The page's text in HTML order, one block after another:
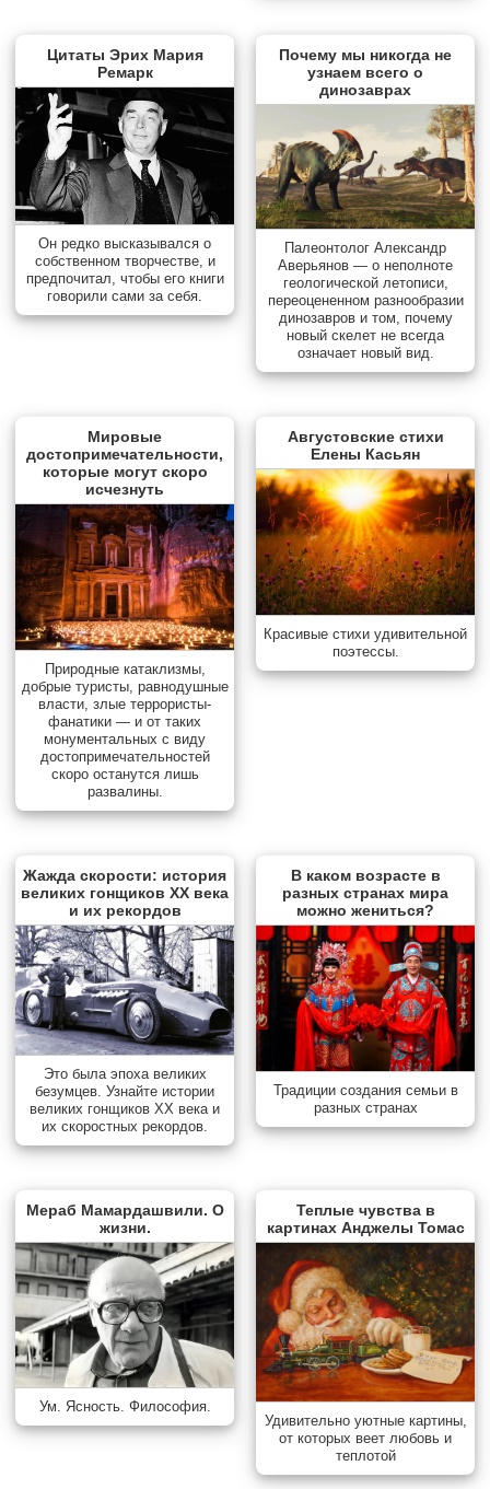
Цитаты Эрих Мария
Ремарк
Он редко высказывался о
собственном творчестве, и
предпочитал, чтобы его книги
говорили сами за себя.
Почему мы никогда не
узнаем всего о
динозаврах
Палеонтолог Александр
Аверьянов — о неполноте
геологической летописи,
переоцененном разнообразии
динозавров и том, почему
новый скелет не всегда
означает новый вид.
Мировые
достопримечательности,
которые могут скоро
исчезнуть
Природные катаклизмы,
добрые туристы, равнодушные
власти, злые террористы-
фанатики — и от таких
монументальных с виду
достопримечательностей
скоро останутся лишь
развалины.
Августовские стихи
Елены Касьян
Красивые стихи удивительной
поэтессы.
Жажда скорости: история
великих гонщиков XX века
и их рекордов
Это была эпоха великих
безумцев. Узнайте истории
великих гонщиков XX века и
их скоростных рекордов.
В каком возрасте в
разных странах мира
можно жениться?
Традиции создания семьи в
разных странах
Мераб Мамардашвили. О
жизни.
Ум. Ясность. Философия.
Теплые чувства в
картинах Анджелы Томас
Удивительно уютные картины,
от которых веет любовь и
теплотой